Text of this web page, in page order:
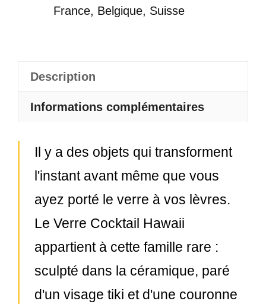
France, Belgique, Suisse
Description
Informations complémentaires
Il y a des objets qui transforment
l'instant avant même que vous
ayez porté le verre à vos lèvres.
Le Verre Cocktail Hawaii
appartient à cette famille rare :
sculpté dans la céramique, paré
d'un visage tiki et d'une couronne